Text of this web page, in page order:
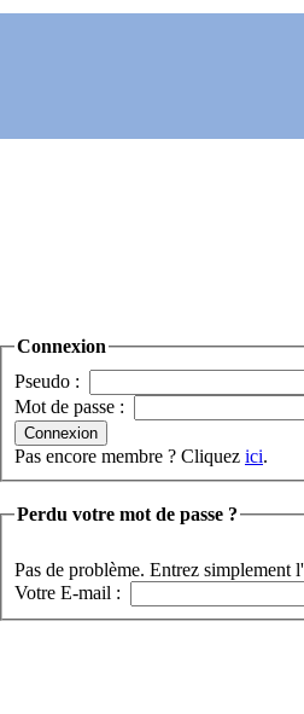
Connexion
Pseudo :
Mot de passe :
Pas encore membre ? Cliquez ici.
Perdu votre mot de passe ?
Pas de problème. Entrez simplement
Votre E-mail :